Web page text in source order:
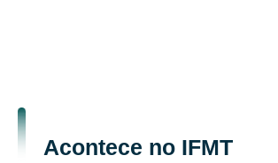
Acontece no IFMT